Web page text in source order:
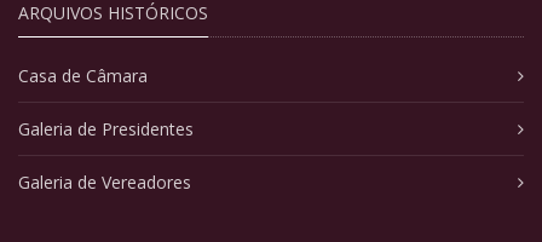
ARQUIVOS HISTÓRICOS
Casa de Câmara
Galeria de Presidentes
Galeria de Vereadores